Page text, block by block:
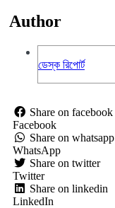
Author
ডেস্ক রিপোর্ট
Share on facebook
Facebook
Share on whatsapp
WhatsApp
Share on twitter
Twitter
Share on linkedin
LinkedIn